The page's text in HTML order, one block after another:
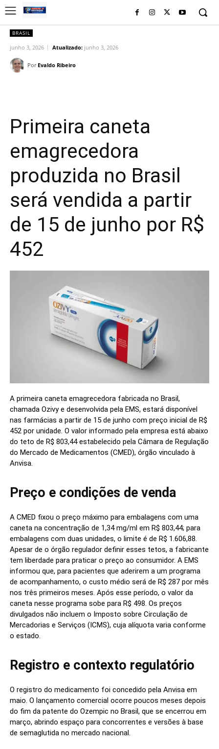
BRASIL
junho 3, 2026 Atualizado: junho 3, 2026
Por Evaldo Ribeiro
Primeira caneta
emagrecedora
produzida no Brasil
será vendida a partir
de 15 de junho por R$
452
A primeira caneta emagrecedora fabricada no Brasil,
chamada Ozivy e desenvolvida pela EMS, estará disponível
nas farmácias a partir de 15 de junho com preço inicial de R$
452 por unidade. O valor informado pela empresa está abaixo
do teto de R$ 803,44 estabelecido pela Câmara de Regulação
do Mercado de Medicamentos (CMED), órgão vinculado à
Anvisa.
Preço e condições de venda
A CMED fixou o preço máximo para embalagens com uma
caneta na concentração de 1,34 mg/ml em R$ 803,44; para
embalagens com duas unidades, o limite é de R$ 1.606,88.
Apesar de o órgão regulador definir esses tetos, a fabricante
tem liberdade para praticar o preço ao consumidor. A EMS
informou que, para pacientes que aderirem a um programa
de acompanhamento, o custo médio será de R$ 287 por mês
nos três primeiros meses. Após esse período, o valor da
caneta nesse programa sobe para R$ 498. Os preços
divulgados não incluem o Imposto sobre Circulação de
Mercadorias e Serviços (ICMS), cuja alíquota varia conforme
o estado.
Registro e contexto regulatório
O registro do medicamento foi concedido pela Anvisa em
maio. O lançamento comercial ocorre poucos meses depois
do fim da patente do Ozempic no Brasil, que se encerrou em
março, abrindo espaço para concorrentes e versões à base
de semaglutida no mercado nacional.